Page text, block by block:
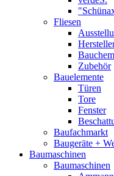
Fliesen
Zubehör
Bauelemente
Türen
Tore
Fenster
Baufachmarkt
Baugeräte +
Baumaschinen
Baumaschinen